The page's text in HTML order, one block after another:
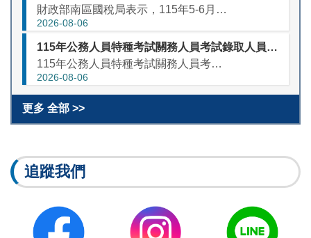
財政部南區國稅局表示，115年5-6月期統一發票已於115年7月25日開獎，其轄內營業人開立發票中獎計有1張1,000萬元特別獎、4張200萬元特獎及3張100萬元雲端發票專屬獎，還未對獎的民眾請趕快...
2026-08-06
115年公務人員特種考試關務人員考試錄取人員及補訓人員第1梯次分配選填職缺作業結果
115年公務人員特種考試關務人員考試錄取及補訓人員第1梯次分配選填職缺作業，財政部已按各錄取人員分配序號及所填志願排序予以分配，分配結果詳如附件。本次分配結果為以後梯次者，將視未來職務出缺情形，另函通...
2026-08-06
更多 全部 >>
追蹤我們